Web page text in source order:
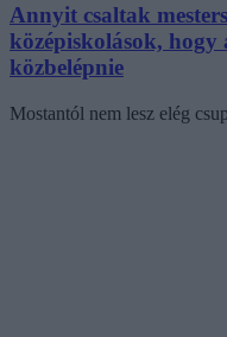
Annyit csaltak
középiskolások,
közbelépnie
Mostantól nem lesz elég